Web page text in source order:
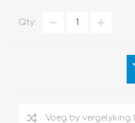
Qty: